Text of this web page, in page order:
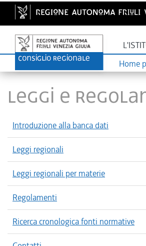
Home
LEGGI E
Introduzione alla banca dati
Leggi regionali
Leggi regionali per materie
Regolamenti
Ricerca cronologica fonti normative